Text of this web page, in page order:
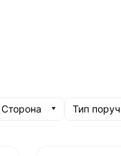
Сторона Тип